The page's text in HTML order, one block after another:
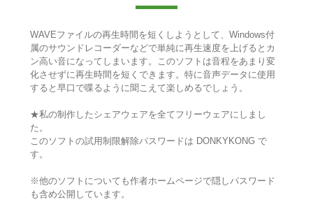
WAVEファイルの再生時間を短くしようとして、Windows付
属のサウンドレコーダーなどで単純に再生速度を上げるとカ
ン高い音になってしまいます。このソフトは音程をあまり変
化させずに再生時間を短くできます。特に音声データに使用
すると早口で喋るように聞こえて楽しめるでしょう。
★私の制作したシェアウェアを全てフリーウェアにしまし
た。
このソフトの試用制限解除パスワードは DONKYKONG で
す。
※他のソフトについても作者ホームページで隠しパスワード
も含め公開しています。